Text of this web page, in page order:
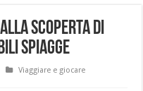
scoperta di
spiagge
Viaggiare e giocare